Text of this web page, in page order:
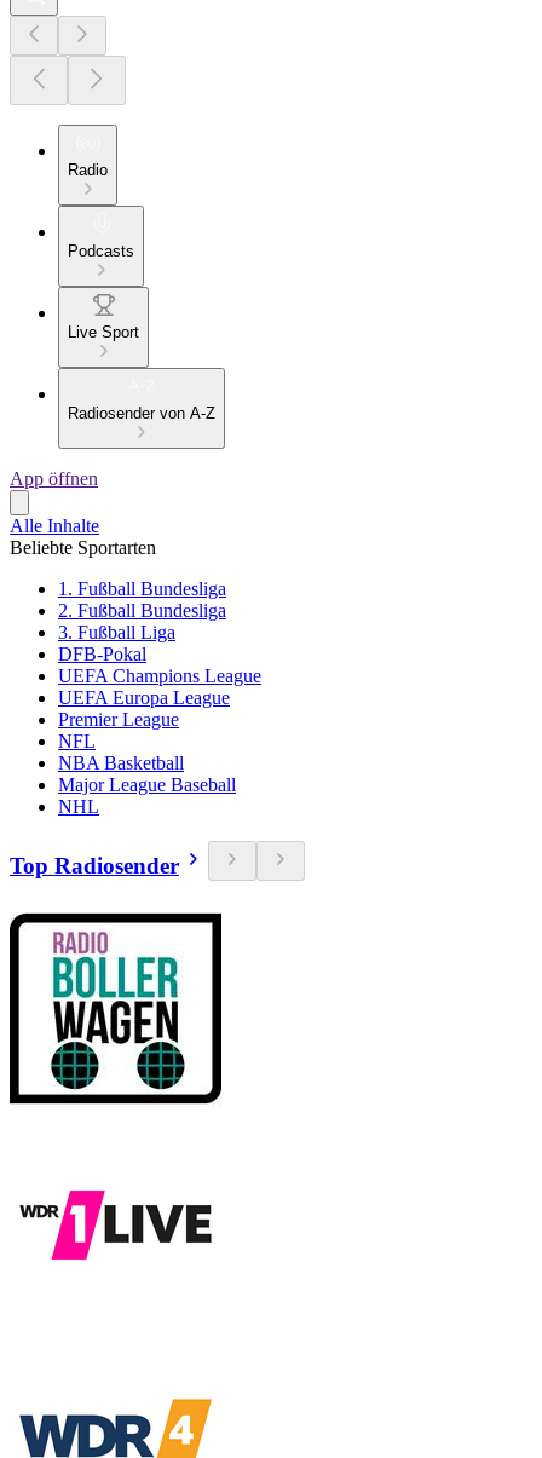
Radio
Podcasts
Live Sport
Radiosender von A-Z
App öffnen
Alle Inhalte
Beliebte Sportarten
1. Fußball Bundesliga
2. Fußball Bundesliga
3. Fußball Liga
DFB-Pokal
UEFA Champions League
UEFA Europa League
Premier League
NFL
NBA Basketball
Major League Baseball
NHL
Top Radiosender